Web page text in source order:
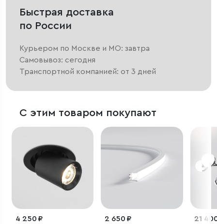
Быстрая доставка
по России
Курьером по Москве и МО: завтра
Самовывоз: сегодня
Транспортной компанией: от 3 дней
С этим товаром покупают
4 250 ₽ 2 650 ₽ 21